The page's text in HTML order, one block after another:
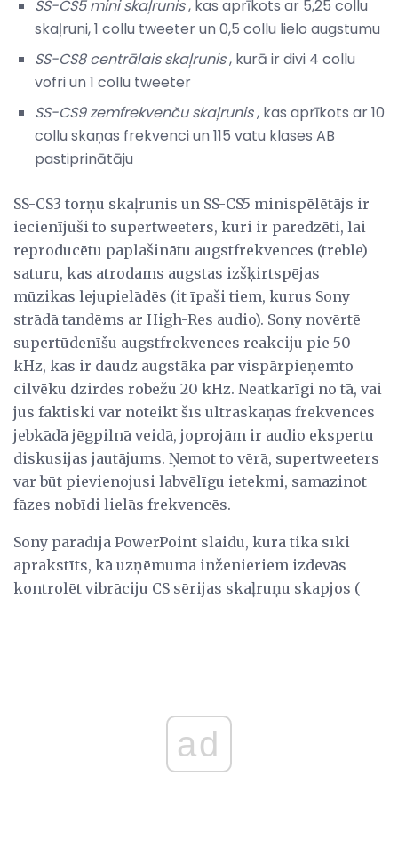
SS-CS5 mini skaļrunis, kas aprīkots ar 5,25 collu
skaļruni, 1 collu tweeter un 0,5 collu lielo augstumu
SS-CS8 centrālais skaļrunis, kurā ir divi 4 collu
vofri un 1 collu tweeter
SS-CS9 zemfrekvenču skaļrunis, kas aprīkots ar 10
collu skaņas frekvenci un 115 vatu klases AB
pastiprinātāju
SS-CS3 torņu skaļrunis un SS-CS5 minispēlētājs ir
iecienījuši to supertweeters, kuri ir paredzēti, lai
reproducētu paplašinātu augstfrekvences (treble)
saturu, kas atrodams augstas izšķirtspējas
mūzikas lejupielādēs (it īpaši tiem, kurus Sony
strādā tandēms ar High-Res audio). Sony novērtē
supertūdenīšu augstfrekvences reakciju pie 50
kHz, kas ir daudz augstāka par vispārpieņemto
cilvēku dzirdes robežu 20 kHz. Neatkarīgi no tā, vai
jūs faktiski var noteikt šīs ultraskaņas frekvences
jebkādā jēgpilnā veidā, joprojām ir audio ekspertu
diskusijas jautājums. Ņemot to vērā, supertweeters
var būt pievienojusi labvēlīgu ietekmi, samazinot
fāzes nobīdi lielās frekvencēs.
Sony parādīja PowerPoint slaidu, kurā tika sīki
aprakstīts, kā uzņēmuma inženieriem izdevās
kontrolēt vibrāciju CS sērijas skaļruņu skapjos (
ad